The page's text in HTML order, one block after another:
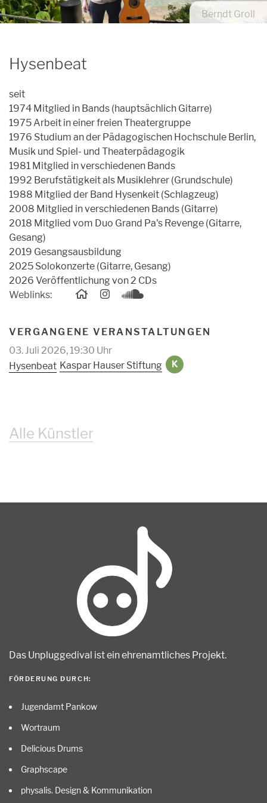
Archiv
Unpluggedival Fête 2026
Übersicht
Caroussel
Archiv
Kontakt
Förderung
Orte
Künstler*innen
Anmeldungen
Berndt Groll
Hysenbeat
seit
1974 Mitglied in Bands (hauptsächlich Gitarre)
1975 Arbeit in einer freien Theatergruppe
1976 Studium an der Pädagogischen Hochschule Berlin,
Musik und Spiel- und Theaterpädagogik
1981 Mitglied in verschiedenen Bands
1992 Berufstätigkeit als Musiklehrer (Grundschule)
1988 Mitglied der Band Hysenkeit (Schlagzeug)
2008 Mitglied in verschiedenen Bands (Gitarre)
2018 Mitglied vom Duo Grand Pa's Revenge (Gitarre,
Gesang)
2019 Gesangsausbildung
2025 Solokonzerte (Gitarre, Gesang)
2026 Veröffentlichung von 2 CDs
Weblinks:
VERGANGENE VERANSTALTUNGEN
03. Juli 2026, 19:30 Uhr
Hysenbeat Kaspar Hauser Stiftung K
Alle Künstler
Das Unpluggedival ist ein ehrenamtliches Projekt.
FÖRDERUNG DURCH:
Jugendamt Pankow
Wortraum
Delicious Drums
Graphscape
physalis. Design & Kommunikation